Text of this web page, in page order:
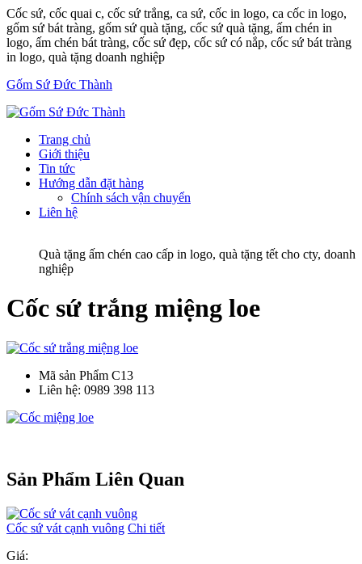
Cốc sứ, cốc quai c, cốc sứ trắng, ca sứ, cốc in logo, ca cốc in logo,
gốm sứ bát tràng, gốm sứ quà tặng, cốc sứ quà tặng, ấm chén in
logo, ấm chén bát tràng, cốc sứ đẹp, cốc sứ có nắp, cốc sứ bát tràng
in logo, quà tặng doanh nghiệp
Gốm Sứ Đức Thành
Trang chủ
Giới thiệu
Tin tức
Hướng dẫn đặt hàng
Chính sách vận chuyển
Liên hệ
Quà tặng ấm chén cao cấp in logo, quà tặng tết cho cty, doanh
nghiệp
Cốc sứ trắng miệng loe
Mã sản Phẩm C13
Liên hệ: 0989 398 113
Sản Phẩm Liên Quan
Cốc sứ vát cạnh vuông Chi tiết
Giá: